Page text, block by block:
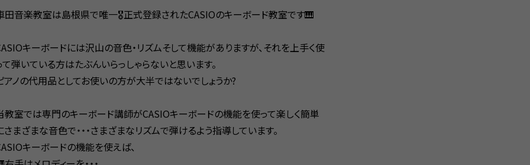
田音楽教室は島根県で唯一🎖️正式登録されたCASIOのキーボード教室です🎹
キーボードには沢山の音色・リズムそして機能がありますが、それを上手く使
て弾いている方はたぶんいらっしゃらないと思います。
アノの代用品としてお使いの方が大半ではないでしょうか?
教室では専門のキーボード講師がCASIOキーボードの機能を使って楽しく簡単
さまざまな音色で・・・さまざまなリズムで弾けるよう指導しています。
キーボードの機能を使えば、